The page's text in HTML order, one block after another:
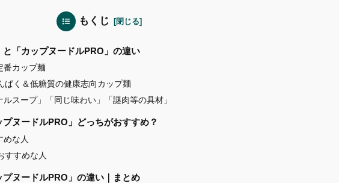
もくじ
と「カップヌードルPRO」の違い
番カップ麺
ぱく＆低糖質の健康志向カップ麺
スープ」「同じ味わい」「謎肉等の具材」
プヌードルPRO」どっちがおすすめ？
めな人
すすめな人
プヌードルPRO」の違い｜まとめ